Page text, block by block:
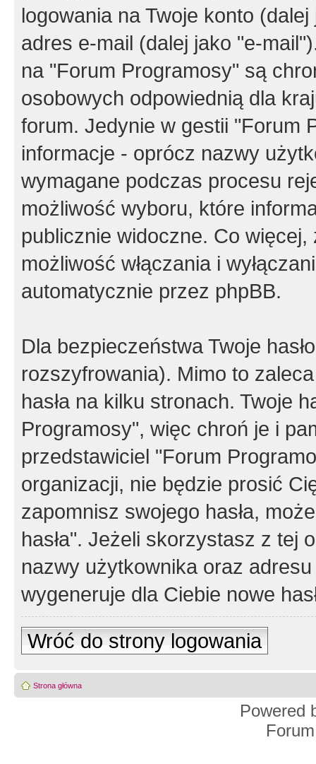
logowania na Twoje konto
adres e-mail (dalej jako "e-
na "Forum Programosy" są
osobowych odpowiednią dla
forum. Jedynie w gestii "Forum
informacje - oprócz nazwy
wymagane podczas procesu
możliwość wyboru, które
publicznie widoczne. Co
możliwość włączania i
automatycznie przez phpBB.
Dla bezpieczeństwa Twoje
rozszyfrowania). Mimo to
hasła na kilku stronach. Twoje
Programosy", więc chroń je i
przedstawiciel "Forum
organizacji, nie będzie prosić
zapomnisz swojego hasła,
hasła". Jeżeli skorzystasz z tej
nazwy użytkownika oraz
wygeneruje dla Ciebie nowe
Wróć do strony logowania
Strona główna
Powered